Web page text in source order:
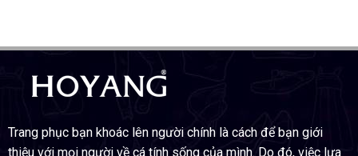
Trang phục bạn khoác lên người chính là cách để bạn giới
thiệu với mọi người về cá tính sống của mình. Do đó, việc lựa